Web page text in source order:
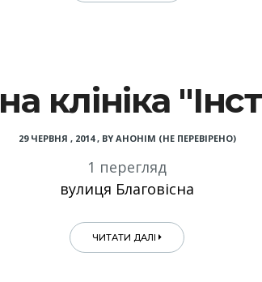
клініка
29 ЧЕРВНЯ , 2014, BY АНОНІМ (НЕ ПЕРЕВІРЕНО)
1 перегляд
вулиця Благовісна
ЧИТАТИ ДАЛІ